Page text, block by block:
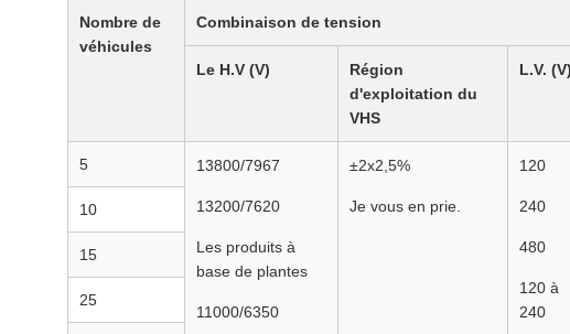
Nombre de
véhicules
Combinaison de tension
Le H.V (V)
Région
d'exploitation du
VHS
L.V. (V)
5 13800/7967
13200/7620
Les produits à
base de plantes
11000/6350
±2x2,5%
Je vous en prie.
120
240
480
120 à
240
10
15
25